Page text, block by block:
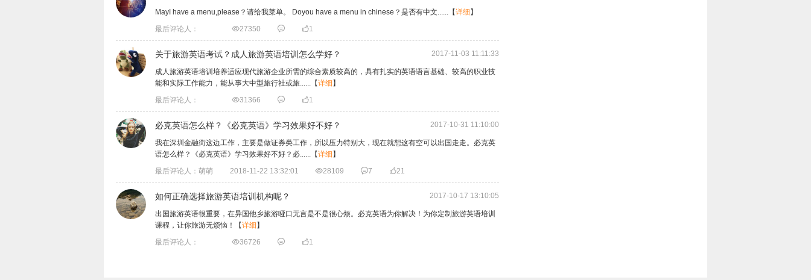
MayI have a menu,please？请给我菜单。 Doyou have a menu in chinese？是否有中文...... 【详细 】
最后评论人：
27350  1
关于旅游英语考试？成人旅游英语培训怎么学好？ 2017-11-03 11:11:33
成人旅游英语培训培养适应现代旅游企业所需的综合素质较高的，具有扎实的英语语言基础、较高的职业技
能和实际工作能力，能从事大中型旅行社或旅...... 【详细 】
最后评论人：
31366  1
必克英语怎么样？《必克英语》学习效果好不好？ 2017-10-31 11:10:00
我在深圳金融街这边工作，主要是做证券类工作，所以压力特别大，现在就想这有空可以出国走走。必克英
语怎么样？《必克英语》学习效果好不好？必...... 【详细 】
最后评论人：萌萌
2018-11-22 13:32:01 28109 7 21
如何正确选择旅游英语培训机构呢？ 2017-10-17 13:10:05
出国旅游英语很重要，在异国他乡旅游哑口无言是不是很心烦。必克英语为你解决！为你定制旅游英语培训
课程，让你旅游无烦恼！
【详细 】
最后评论人：
36726  1